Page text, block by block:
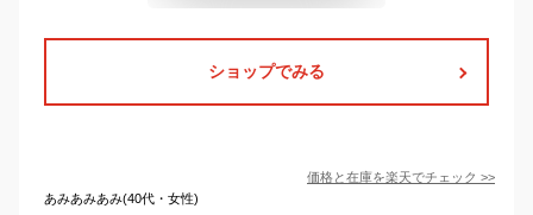
ショップでみる
価格と在庫を楽天でチェック >>
あみあみあみ(40代・女性)